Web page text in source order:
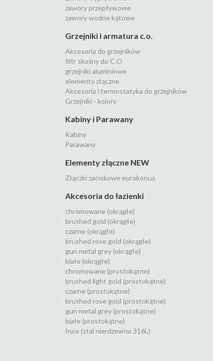
zawory przepływowe
zawory wodne kątowe
Grzejniki i armatura c.o.
Akcesoria do grzejników
filtr skośny do C.O
grzejniki aluminiowe
elementy złączne
Akcesoria i termostatyka do grzejników
Grzejniki - kolory
Kabiny i Parawany
Kabiny
Parawany
Elementy złączne NEW
Złączki zaciskowe eurokonus
Akcesoria do łazienki
chromowane (okrągłe)
brushed gold (okrągłe)
czarne (okrągłe)
brushed rose gold (okrągłe)
gun metal grey (okrągłe)
białe (okrągłe)
chromowane (prostokątne)
brushed light gold (prostokątne)
czarne (prostokątne)
brushed rose gold (prostokątne)
gun metal grey (prostokątne)
białe (prostokątne)
Inox (stal nierdzewna 316L)